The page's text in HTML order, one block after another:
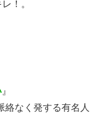
！。
』
絡なく発する有名人